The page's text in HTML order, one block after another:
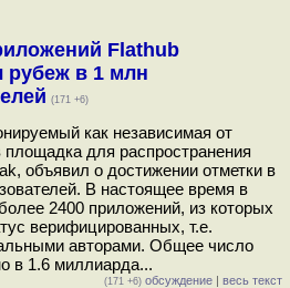
Flathub
рубеж в 1 млн
(171 +6)
как независимая от
для распространения
объявил о достижении отметки в
В настоящее время в
2400 приложений, из которых
верифицированных, т.е.
авторами. Общее число
в 1.6 миллиарда...
(171 +6) обсуждение | весь текст